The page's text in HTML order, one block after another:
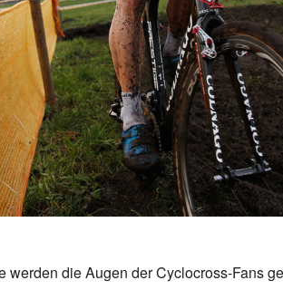
werden die Augen der Cyclocross-Fans